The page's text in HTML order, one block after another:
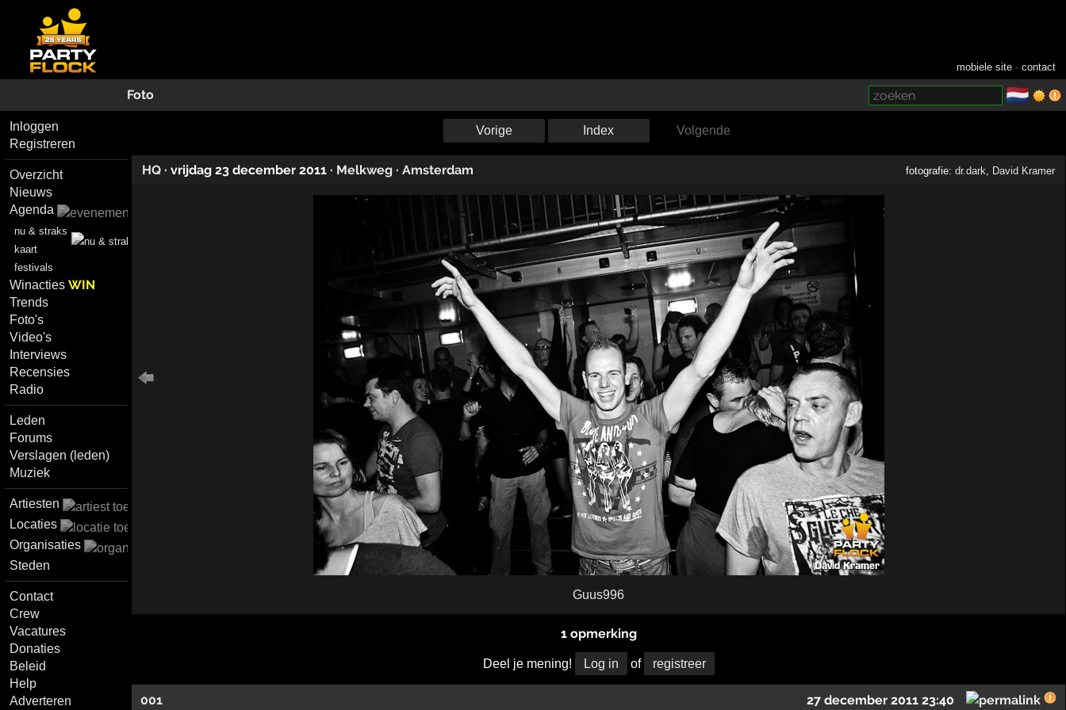
mobiele site ·contact
Foto 🇳🇱
Inloggen
Registreren
Overzicht
Nieuws
Agenda
nu & straks
kaart
festivals
WinactiesWIN
Trends
Foto's
Video's
Interviews
Recensies
Radio
Leden
Forums
Verslagen (leden)
Muziek
Artiesten
Locaties
Organisaties
Steden
Contact
Crew
Vacatures
Donaties
Beleid
Help
Adverteren
Vorige Index Volgende
HQ · vrijdag 23 december 2011 · Melkweg · Amsterdam fotografie:dr.dark David Kramer
Guus996
1 opmerking
Deel je mening! Log in of registreer
001 27 december 2011 23:40